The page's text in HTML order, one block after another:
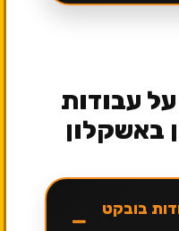
עבודות
באשקלון
בובקט
−